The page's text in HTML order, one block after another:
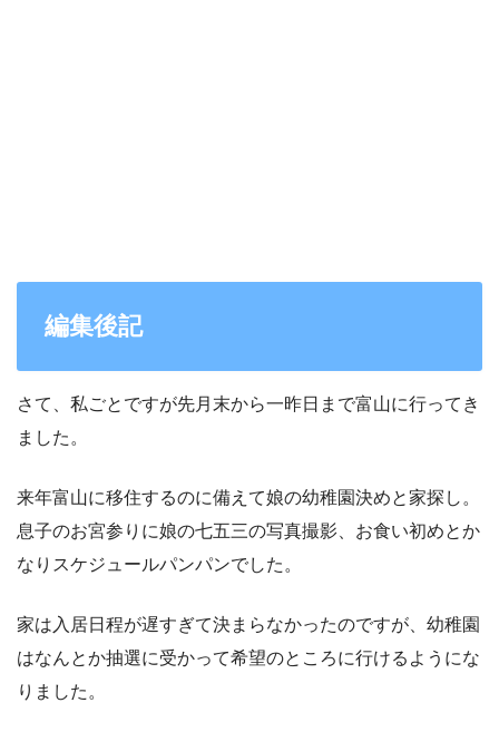
編集後記
さて、私ごとですが先月末から一昨日まで富山に行ってき
ました。
来年富山に移住するのに備えて娘の幼稚園決めと家探し。
息子のお宮参りに娘の七五三の写真撮影、お食い初めとか
なりスケジュールパンパンでした。
家は入居日程が遅すぎて決まらなかったのですが、幼稚園
はなんとか抽選に受かって希望のところに行けるようにな
りました。